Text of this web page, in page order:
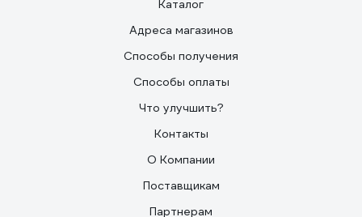
Каталог
Адреса магазинов
Способы получения
Способы оплаты
Что улучшить?
Контакты
О Компании
Поставщикам
Партнерам